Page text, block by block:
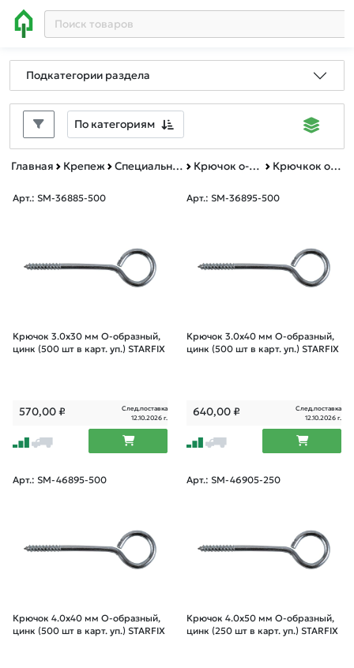
Подкатегории раздела
По категориям
Главная Крепеж Специальный крепеж Крючок о-образный Крючкок о-образный картонная упаковка
Арт.: SM-36885-500
Крючок 3.0х30 мм О-образный,
цинк (500 шт в карт. уп.) STARFIX
570,00₽
След.поставка
12.10.2026 г.
Арт.: SM-36895-500
Крючок 3.0х40 мм О-образный,
цинк (500 шт в карт. уп.) STARFIX
640,00₽
След.поставка
12.10.2026 г.
Арт.: SM-46895-500
Крючок 4.0х40 мм О-образный,
цинк (500 шт в карт. уп.) STARFIX
Арт.: SM-46905-250
Крючок 4.0х50 мм О-образный,
цинк (250 шт в карт. уп.) STARFIX